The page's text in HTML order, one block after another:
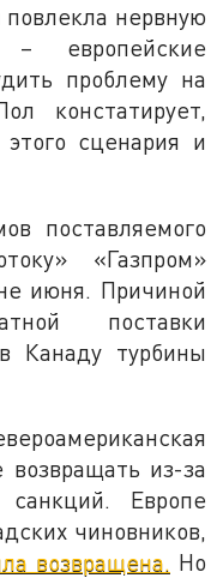
нервную
европейские
проблему на
констатирует,
сценария и
поставляемого
«Газпром»
июня. Причиной
поставки
Канаду турбины
из-за
Европе
чиновников,
возвращена. Но